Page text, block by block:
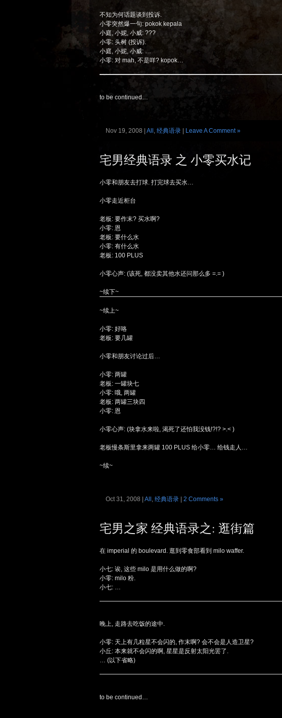
不知为何话题谈到投诉.
小零突然爆一句: pokok kepala
小庭, 小妮, 小威: ???
小零: 头树 (投诉).
小庭, 小妮, 小威: …
小零: 对 mah, 不是咩? kopok…
to be continued…
Nov 19, 2008 | All , 经典语录 Leave A Comment »
宅男经典语录 之 小零买水记
小零和朋友去打球. 打完球去买水…
小零走近柜台
老板: 要作末? 买水啊?
小零: 恩
老板: 要什么水
小零: 有什么水
老板: 100 PLUS
小零心声: (该死, 都没卖其他水还问那么多 =.= )
~续下~
~续上~
小零: 好咯
老板: 要几罐
小零和朋友讨论过后…
小零: 两罐
老板: 一罐块七
小零: 哦, 两罐
老板: 两罐三块四
小零: 恩
小零心声: (块拿水来啦, 渴死了还怕我没钱!?!? >.< )
老板慢条斯里拿来两罐 100 PLUS 给小零… 给钱走人…
~续~
Oct 31, 2008 | All 经典语录 | 2 Comments »
宅男之家 经典语录之: 逛街篇
在 imperial 的 boulevard. 逛到零食部看到 milo waffer.
小七: 诶, 这些 milo 是用什么做的啊?
小零: milo 粉.
小七: …
晚上, 走路去吃饭的途中.
小零: 天上有几粒星不会闪的, 作末啊? 会不会是人造卫星?
小丘: 本来就不会闪的啊, 星星是反射太阳光罢了.
… (以下省略)
to be continued…